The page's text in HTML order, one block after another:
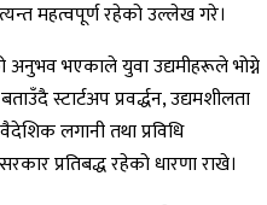
महत्वपूर्ण रहेको उल्लेख गरे।
भएकाले युवा उद्यमीहरूले भोग्ने
स्टार्टअप प्रवर्द्धन, उद्यमशीलता
लगानी तथा प्रविधि
प्रतिबद्ध रहेको धारणा राखे।